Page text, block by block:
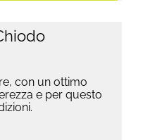
con un ottimo
e per questo